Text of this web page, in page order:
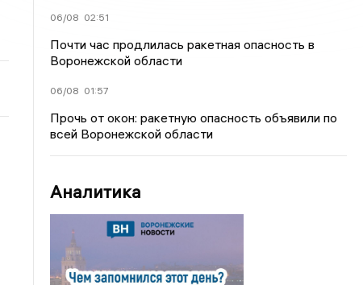
06/08 02:51
Почти час продлилась ракетная опасность в
Воронежской области
06/08 01:57
Прочь от окон: ракетную опасность объявили по
всей Воронежской области
Аналитика